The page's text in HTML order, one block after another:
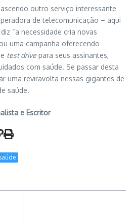
outro serviço interessante
de telecomunicação – aqui
“a necessidade cria novas
uma campanha oferecendo
test drive para seus assinantes,
com saúde. Se passar desta
uma reviravolta nessas gigantes de
saúde.
e Escritor